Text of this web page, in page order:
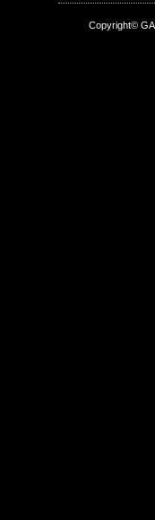
Copyright©